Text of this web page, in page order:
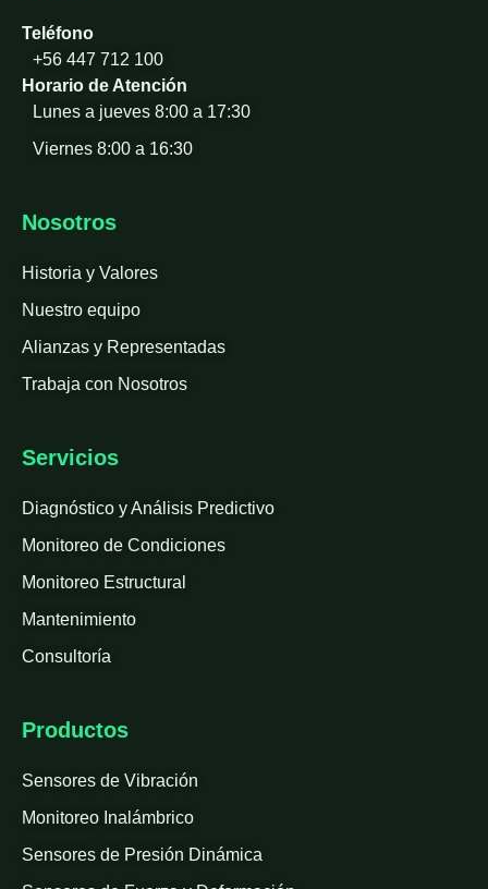
Teléfono
+56 447 712 100
Horario de Atención
Lunes a jueves 8:00 a 17:30
Viernes 8:00 a 16:30
Nosotros
Historia y Valores
Nuestro equipo
Alianzas y Representadas
Trabaja con Nosotros
Servicios
Diagnóstico y Análisis Predictivo
Monitoreo de Condiciones
Monitoreo Estructural
Mantenimiento
Consultoría
Productos
Sensores de Vibración
Monitoreo Inalámbrico
Sensores de Presión Dinámica